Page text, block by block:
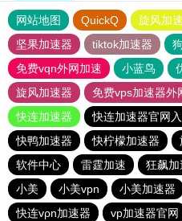
网站地图 QuickQ 旋风加
坚果加速器
tiktok加速器
免费vqn外网加速
小蓝鸟
旋风加速器
免费vps加速器外
快连加速器
快连加速器官网
快鸭加速器
快柠檬加速器
软件中心
雷霆加速 狂飙加
小美
小美vpn 小美加速器
快连vρn加速器
vp加速器官网